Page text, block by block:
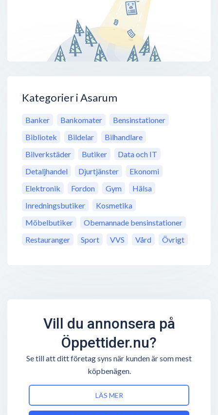
Kategorier i Asarum
Banker Bankomater
Bensinstationer
Bibliotek
Bildelar
Bilhandlare
Bilverkstäder
Butiker
Data och IT
Detaljhandel
Djurtjänster
Ekonomi
Elektronik
Fordon Gym
Hälsa
Inredningsbutiker
Kosmetika
Möbelbutiker
Obemannade bensinstationer
Restauranger
Sport VVS Vård Övrigt
Vill du annonsera på
Öppettider.nu?
Se till att ditt företag syns när kunden är som mest
köpbenägen.
LÄS MER